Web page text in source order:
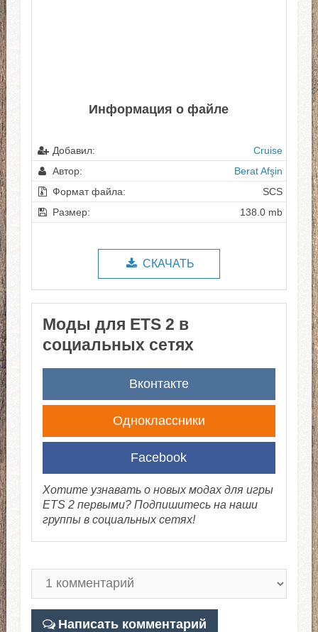
Информация о файле
Добавил:
Cruise
Автор:
Berat Afşin
Формат файла:
SCS
Размер:
138.0 mb
СКАЧАТЬ
Моды для ETS 2 в
социальных сетях
Вконтакте
Одноклассники
Facebook
Хотите узнавать о новых модах для игры
ETS 2 первыми? Подпишитесь на наши
группы в социальных сетях!
Написать комментарий